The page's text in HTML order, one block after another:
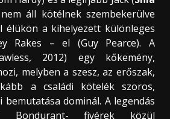
áll kötélnek szembekerülve
élükön a kihelyezett különleges
Rakes – el (Guy Pearce). A
2012) egy kőkemény,
melyben a szesz, az erőszak,
a családi kötelék szoros,
bemutatása dominál. A legendás
Bondurant- fivérek közül